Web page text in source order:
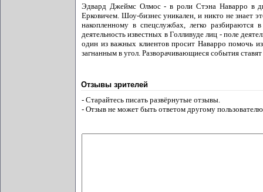
Эдвард Джеймс Олмос - в роли Стэна Наварро в
Ерковичем. Шоу-бизнес уникален, и никто не знает
накопленному в спецслужбах, легко
деятельность известных в Голливуде лиц - поле
один из важных клиентов просит Наварро помочь
загнанным в угол. Разворачивающиеся события
Отзывы зрителей
- Старайтесь писать развёрнутые отзывы.
- Отзыв не может быть ответом другому